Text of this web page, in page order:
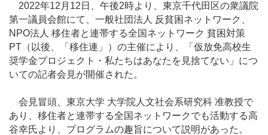
2022年12月12日、午後2時より、東京千代田区の衆議院
第一議員会館にて、一般社団法人 反貧困ネットワーク、
NPO法人 移住者と連帯する全国ネットワーク 貧困対策
PT（以後、「移住連」）の主催により、「仮放免高校生
奨学金プロジェクト・私たちはあなたを見捨てない」につ
いての記者会見が開催された。
会見冒頭、東京大学 大学院人文社会系研究科 准教授で
あり、移住者と連帯する全国ネットワークでも活動する高
谷幸氏より、プログラムの趣旨について説明があった。